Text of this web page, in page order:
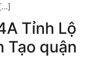
Tỉnh Lộ
Tạo quận